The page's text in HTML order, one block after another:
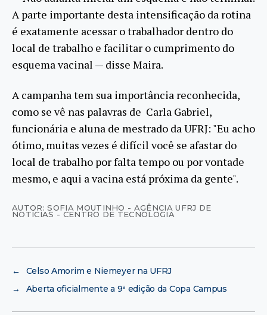
A parte importante desta intensificação da rotina
é exatamente acessar o trabalhador dentro do
local de trabalho e facilitar o cumprimento do
esquema vacinal — disse Maira.
A campanha tem sua importância reconhecida,
como se vê nas palavras de Carla Gabriel,
funcionária e aluna de mestrado da UFRJ: "Eu acho
ótimo, muitas vezes é difícil você se afastar do
local de trabalho por falta tempo ou por vontade
mesmo, e aqui a vacina está próxima da gente".
AUTOR: SOFIA MOUTINHO - AGÊNCIA UFRJ DE
NOTÍCIAS - CENTRO DE TECNOLOGIA
←
Celso Amorim e Niemeyer na UFRJ
→
Aberta oficialmente a 9ª edição da Copa Campus